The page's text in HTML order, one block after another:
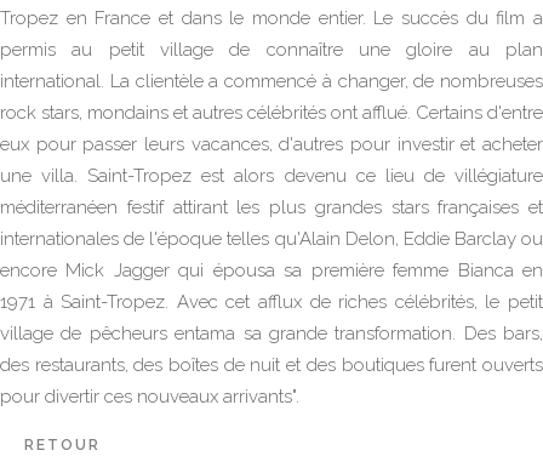
Tropez en France et dans le monde entier. Le succès du film a
permis au petit village de connaître une gloire au plan
international. La clientèle a commencé à changer, de nombreuses
rock stars, mondains et autres célébrités ont afflué. Certains d'entre
eux pour passer leurs vacances, d'autres pour investir et acheter
une villa. Saint-Tropez est alors devenu ce lieu de villégiature
méditerranéen festif attirant les plus grandes stars françaises et
internationales de l'époque telles qu'Alain Delon, Eddie Barclay ou
encore Mick Jagger qui épousa sa première femme Bianca en
1971 à Saint-Tropez. Avec cet afflux de riches célébrités, le petit
village de pêcheurs entama sa grande transformation. Des bars,
des restaurants, des boîtes de nuit et des boutiques furent ouverts
pour divertir ces nouveaux arrivants".
RETOUR